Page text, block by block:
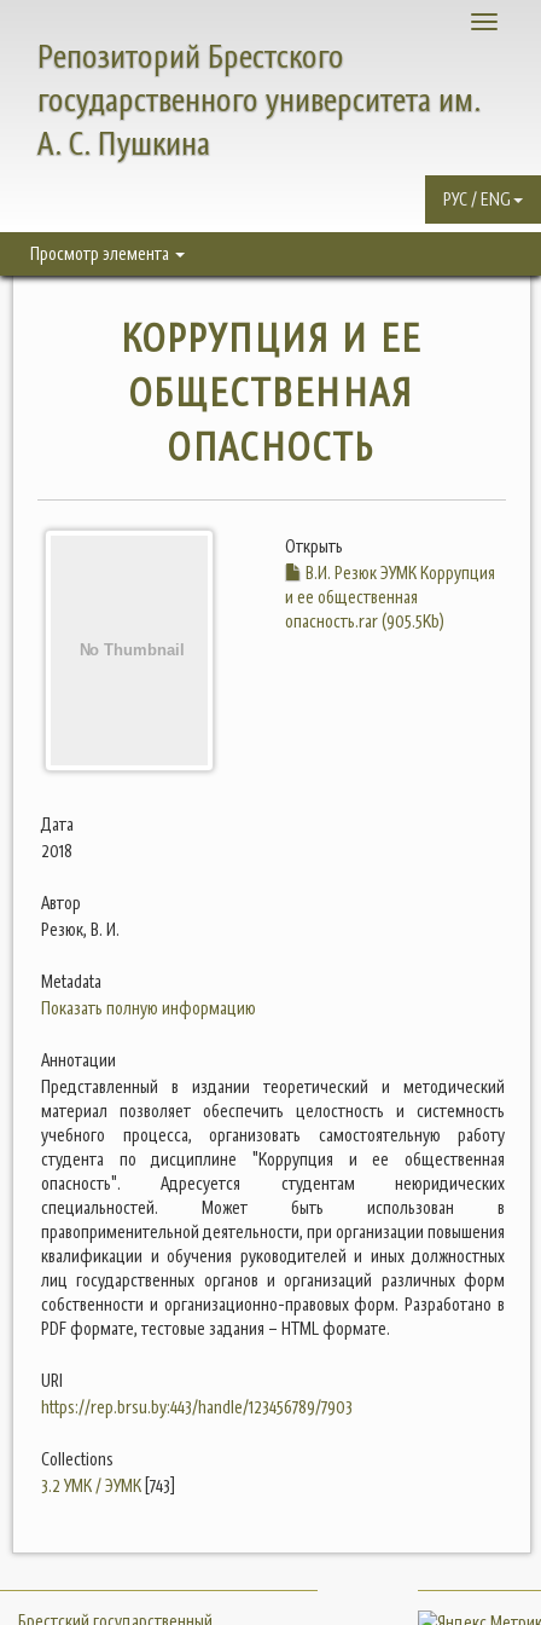
Toggle
Репозиторий Брестского
государственного университета им.
А. С. Пушкина
РУС / ENG
Просмотр элемента
КОРРУПЦИЯ И ЕЕ
ОБЩЕСТВЕННАЯ
ОПАСНОСТЬ
Открыть
В.И. Резюк ЭУМК Коррупция
и ее общественная
опасность.rar (905.5Kb)
Дата
2018
Автор
Резюк, В. И.
Metadata
Показать полную информацию
Аннотации
Представленный в издании теоретический и методический
материал позволяет обеспечить целостность и системность
учебного процесса, организовать самостоятельную работу
студента по дисциплине "Коррупция и ее общественная
опасность". Адресуется студентам неюридических
специальностей. Может быть использован в
правоприменительной деятельности, при организации повышения
квалификации и обучения руководителей и иных должностных
лиц государственных органов и организаций различных форм
собственности и организационно-правовых форм. Разработано в
PDF формате, тестовые задания – HTML формате.
URI
https://rep.brsu.by:443/handle/123456789/7903
Collections
3.2 УМК / ЭУМК [743]